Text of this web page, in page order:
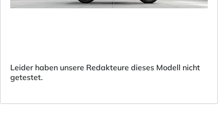
Leider haben unsere Redakteure dieses Modell nicht
getestet.